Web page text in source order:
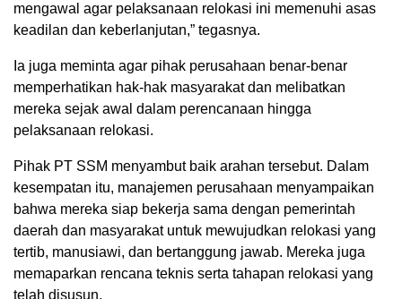
mengawal agar pelaksanaan relokasi ini memenuhi asas
keadilan dan keberlanjutan,” tegasnya.
Ia juga meminta agar pihak perusahaan benar-benar
memperhatikan hak-hak masyarakat dan melibatkan
mereka sejak awal dalam perencanaan hingga
pelaksanaan relokasi.
Pihak PT SSM menyambut baik arahan tersebut. Dalam
kesempatan itu, manajemen perusahaan menyampaikan
bahwa mereka siap bekerja sama dengan pemerintah
daerah dan masyarakat untuk mewujudkan relokasi yang
tertib, manusiawi, dan bertanggung jawab. Mereka juga
memaparkan rencana teknis serta tahapan relokasi yang
telah disusun.